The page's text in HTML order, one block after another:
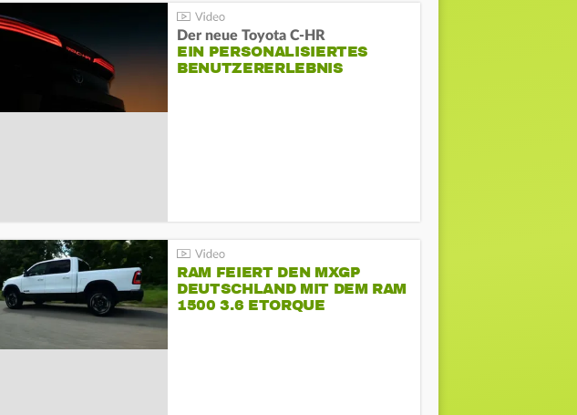
Der neue Toyota C-HR
EIN PERSONALISIERTES
BENUTZERERLEBNIS
RAM FEIERT DEN MXGP
DEUTSCHLAND MIT DEM RAM
1500 3.6 ETORQUE